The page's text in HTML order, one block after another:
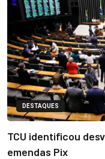
DESTAQUES
TCU identificou
emendas Pix